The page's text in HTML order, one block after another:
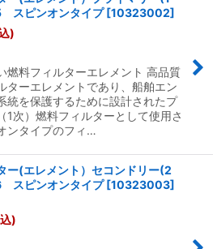
ピンオンタイプ [10323002]
)
燃料フィルターエレメント 高品質
ターエレメントであり、船舶エン
統を保護するために設計されたプ
1次）燃料フィルターとして使用さ
ンタイプのフィ…
ー(エレメント）セコンドリー(2
ピンオンタイプ [10323003]
)